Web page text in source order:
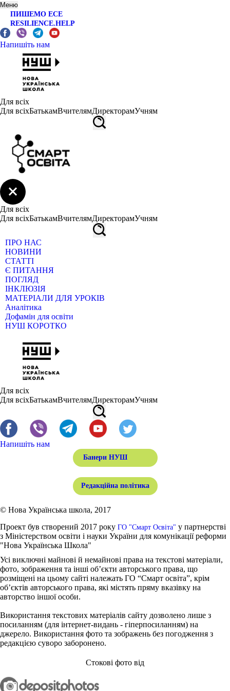
Меню
ПИШЕМО ЕСЕ
RESILIENCE.HELP
Напишіть нам
Для всіх
Для всіхБатькамВчителямДиректорамУчням
Для всіх
Для всіхБатькамВчителямДиректорамУчням
ПРО НАС
НОВИНИ
СТАТТІ
Є ПИТАННЯ
ПОГЛЯД
ІНКЛЮЗІЯ
МАТЕРІАЛИ ДЛЯ УРОКІВ
Аналітика
Дофамін для освіти
НУШ КОРОТКО
Для всіх
Для всіхБатькамВчителямДиректорамУчням
Напишіть нам
Банери НУШ
Редакційна політика
© Нова Українська школа, 2017
Проект був створений 2017 року ГО "Смарт Освіта" у партнерстві
з Міністерством освіти і науки України для комунікації реформи
"Нова Українська Школа"
Усі виключні майнові й немайнові права на текстові матеріали,
фото, зображення та інші об’єкти авторського права, що
розміщені на цьому сайті належать ГО “Смарт освіта”, крім
об’єктів авторського права, які містять пряму вказівку на
авторство іншої особи.
Використання текстових матеріалів сайту дозволено лише з
посиланням (для інтернет-видань - гіперпосиланням) на
джерело. Використання фото та зображень без погодження з
редакцією суворо заборонено.
Стокові фото від